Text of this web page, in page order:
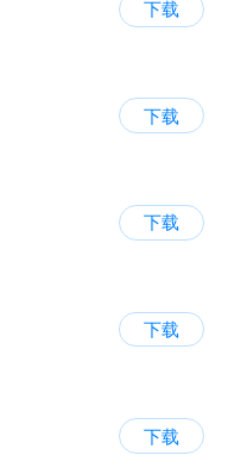
下载
下载
下载
下载
下载